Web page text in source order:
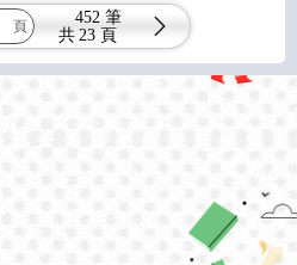
共
452 筆
23 頁